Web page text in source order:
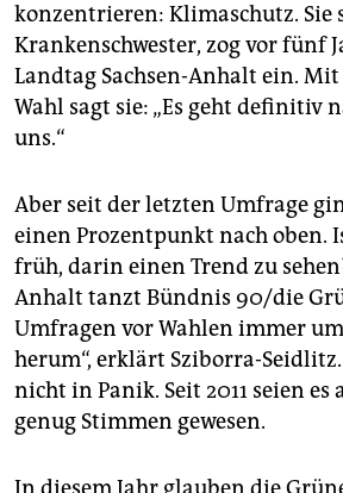
konzentrieren: Klimaschutz. Sie
Krankenschwester, zog vor fünf
Landtag Sachsen-Anhalt ein.
Wahl sagt sie: „Es geht definitiv
uns.“
Aber seit der letzten Umfrage
einen Prozentpunkt nach oben.
früh, darin einen Trend zu
Anhalt tanzt Bündnis 90/die
Umfragen vor Wahlen immer
herum“, erklärt Sziborra-Seidlitz.
nicht in Panik. Seit 2011 seien es
genug Stimmen gewesen.